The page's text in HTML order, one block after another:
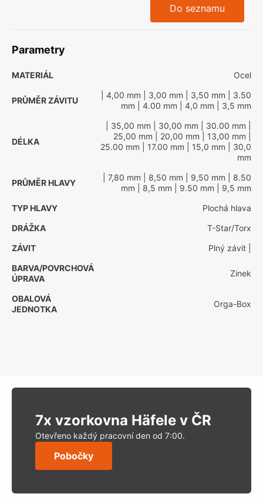
Do seznamu
Parametry
MATERIÁL Ocel
PRŮMĚR ZÁVITU
| 4,00 mm | 3,00 mm | 3,50 mm | 3.50
mm | 4.00 mm | 4,0 mm | 3,5 mm
DÉLKA
| 35,00 mm | 30,00 mm | 30.00 mm
25,00 mm | 20,00 mm | 13,00 mm
25.00 mm | 17.00 mm | 15,0 mm | 30,0
mm
PRŮMĚR HLAVY
| 7,80 mm | 8,50 mm | 9,50 mm | 8.50
mm | 8,5 mm | 9.50 mm | 9,5 mm
TYP HLAVY
Plochá hlava
DRÁŽKA
T-Star/Torx
ZÁVIT
Plný závit
BARVA/POVRCHOVÁ
ÚPRAVA
Zinek
OBALOVÁ
JEDNOTKA
Orga-Box
7x vzorkovna Häfele v ČR
Otevřeno každý pracovní den od 7:00.
Pobočky